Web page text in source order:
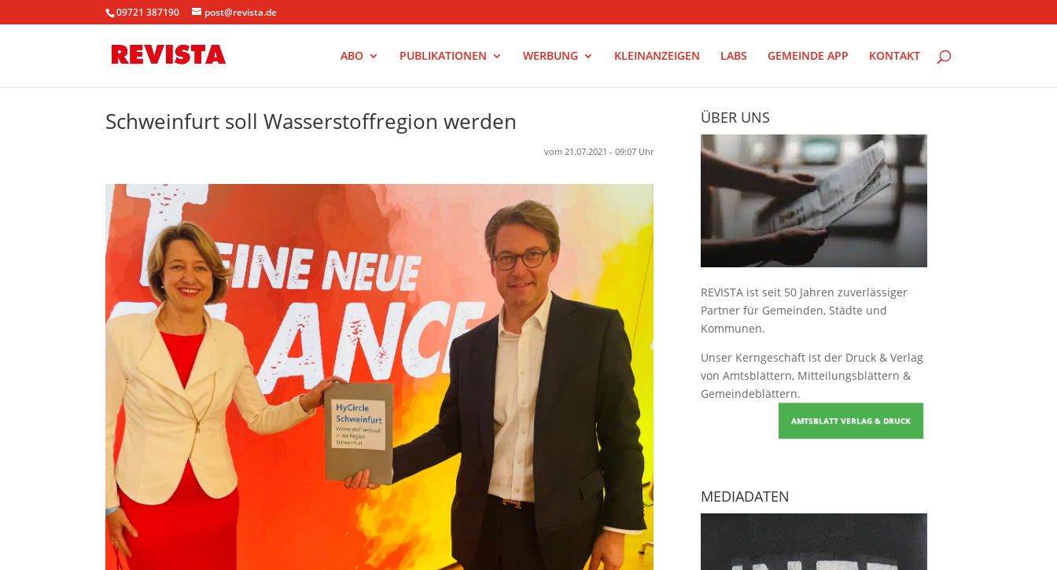
09721 387190 post@revista.de
ABO PUBLIKATIONEN WERBUNG KLEINANZEIGEN LABS GEMEINDE APP KONTAKT
Schweinfurt soll Wasserstoffregion werden
vom 21.07.2021 - 09:07 Uhr
ÜBER UNS
REVISTA ist seit 50 Jahren zuverlässiger
Partner für Gemeinden, Städte und
Kommunen.
Unser Kerngeschäft ist der Druck & Verlag
von Amtsblättern, Mitteilungsblättern &
Gemeindeblättern.
AMTSBLATT VERLAG & DRUCK
MEDIADATEN